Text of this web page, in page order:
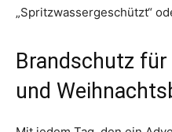
„Spritzwassergeschützt“
Brandschutz
und